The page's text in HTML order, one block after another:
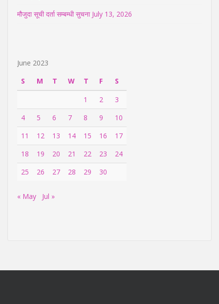
मौजुदा सूची दर्ता सम्बम्धी सुचना July 13, 2026
June 2023
S
M T W T F
S
1
2
3
4
5 6 7 8 9
10
11
12 13 14 15 16
17
18
19 20 21 22 23
24
25
26 27 28 29 30
« May Jul »